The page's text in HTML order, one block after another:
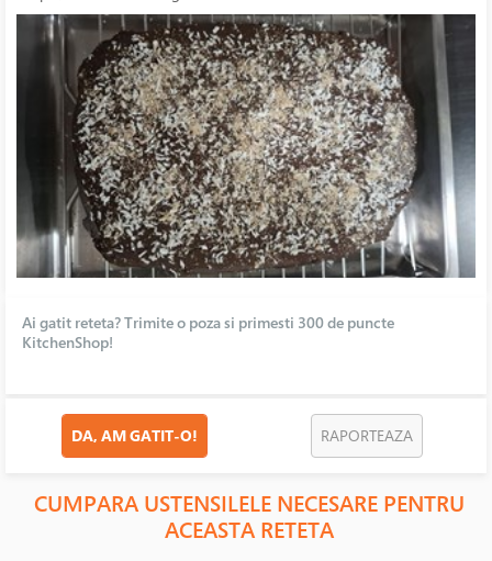
Ai gatit reteta? Trimite o poza si primesti 300 de puncte
KitchenShop!
DA, AM GATIT-O! RAPORTEAZA
CUMPARA USTENSILELE NECESARE PENTRU
ACEASTA RETETA